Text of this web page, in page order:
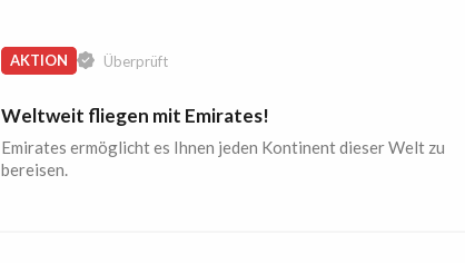
AKTION Überprüft
Weltweit fliegen mit Emirates!
Emirates ermöglicht es Ihnen jeden Kontinent dieser Welt zu
bereisen.